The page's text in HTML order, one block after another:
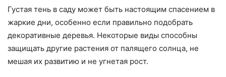
Густая тень в саду может быть настоящим спасением в
жаркие дни, особенно если правильно подобрать
декоративные деревья. Некоторые виды способны
защищать другие растения от палящего солнца, не
мешая их развитию и не угнетая рост.